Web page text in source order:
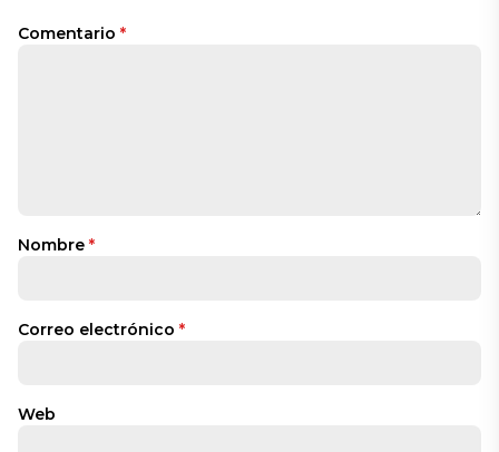
Comentario *
Nombre *
Correo electrónico *
Web